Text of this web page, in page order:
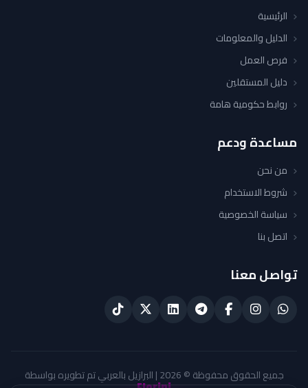
الرئيسية
الدليل والمعلومات
فرص العمل
دليل المستقلين
روابط حكومية هامة
مساعدة ودعم
من نحن
شروط الاستخدام
سياسة الخصوصية
اتصل بنا
تواصل معنا
جميع الحقوق محفوظة © 2026 | البرازيل بالعربي تم تطويره بواسطة